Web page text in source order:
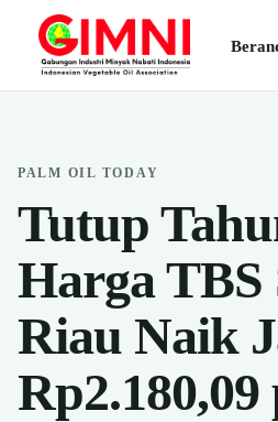
PALM OIL TODAY
Tutup
Harga
Riau Naik